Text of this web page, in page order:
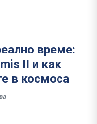
време:
II и как
в космоса